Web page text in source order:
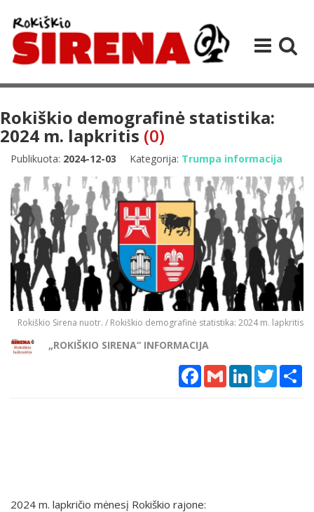
Rokiškio demografinė statistika:
2024 m. lapkritis (0)
Publikuota: 2024-12-03 Kategorija: Trumpa informacija
Rokiškio Sirena nuotr. / Rokiškio demografinė statistika: 2024 m. lapkritis
„ROKIŠKIO SIRENA“ INFORMACIJA
Facebook
Gmail LinkedInTwitter
2024 m. lapkričio mėnesį Rokiškio rajone: